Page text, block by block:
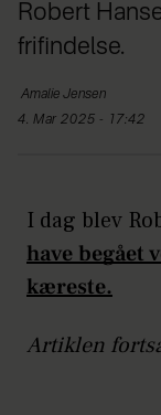
Robert
frifindelse.
Amalie Jensen
4. Mar 2025 - 17:42
I dag blev
have begået
kæreste.
Artiklen